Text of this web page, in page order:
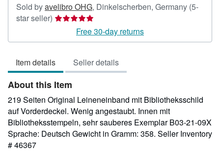
Sold byavelibro OHG, Dinkelscherben, Germany (5-
star seller) Seller
5
of
5
stars
Free 30-day returns
Item details Seller details
About this Item
219 Seiten Original Leineneinband mit Bibliotheksschild
auf Vorderdeckel. Wenig angestaubt. Innen mit
Bibliotheksstempeln, sehr sauberes Exemplar B03-21-09X
Sprache: Deutsch Gewicht in Gramm: 358. Seller Inventory
# 46367